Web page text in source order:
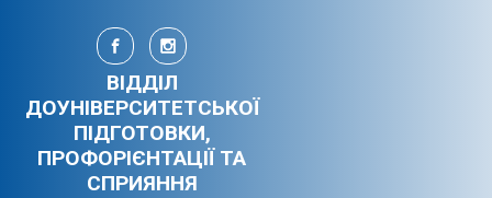
Skip to main content
ВІДДІЛ
ДОУНІВЕРСИТЕТСЬКОЇ
ПІДГОТОВКИ,
ПРОФОРІЄНТАЦІЇ ТА
СПРИЯННЯ